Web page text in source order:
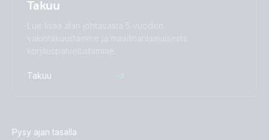
Takuu
Lue lisää alan johtavasta 5 vuoden
vakiotakuustamme ja maailmanlaajuisesta
korjauspalvelustamme.
Takuu
Pysy ajan tasalla